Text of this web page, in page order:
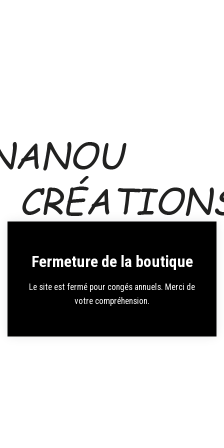
Fermeture de la boutique
Le site est fermé pour congés annuels. Merci de
votre compréhension.